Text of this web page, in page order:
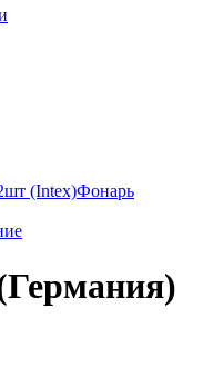
(Intex)Фонарь